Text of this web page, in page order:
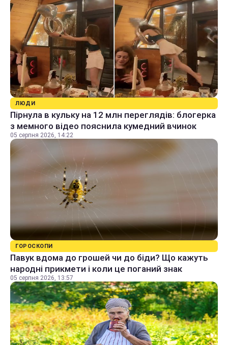
ЛЮДИ
Пірнула в кульку на 12 млн переглядів: блогерка
з мемного відео пояснила кумедний вчинок
05 серпня 2026, 14:22
ГОРОСКОПИ
Павук вдома до грошей чи до біди? Що кажуть
народні прикмети і коли це поганий знак
05 серпня 2026, 13:57